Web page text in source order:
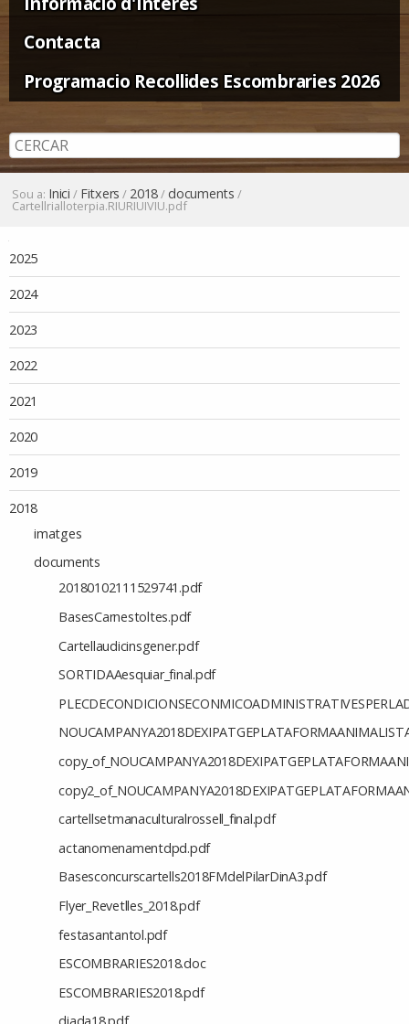
Contacta
Programacio Recollides Escombraries 2026
Sou a: Inici / Fitxers / 2018/ documents /
Cartellrialloterpia.RIURIUIVIU.pdf
2025
2024
2023
2022
2021
2020
2019
2018
imatges
documents
20180102111529741.pdf
BasesCarnestoltes.pdf
Cartellaudicinsgener.pdf
SORTIDAAesquiar_final.pdf
cartellsetmanaculturalrossell_final.pdf
actanomenamentdpd.pdf
Basesconcurscartells2018FMdelPilarDinA3.pdf
Flyer_Revetlles_2018.pdf
festasantantol.pdf
ESCOMBRARIES2018.doc
ESCOMBRARIES2018.pdf